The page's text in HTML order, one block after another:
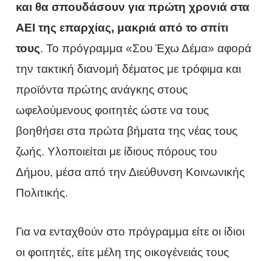
και θα σπουδάσουν για πρώτη χρονιά στα
ΑΕΙ της επαρχίας, μακριά από το σπίτι
τους. Το πρόγραμμα «Σου Έχω Δέμα» αφορά
την τακτική διανομή δέματος με τρόφιμα και
προϊόντα πρώτης ανάγκης στους
ωφελούμενους φοιτητές ώστε να τους
βοηθήσει στα πρώτα βήματα της νέας τους
ζωής. Υλοποιείται με ίδιους πόρους του
Δήμου, μέσα από την Διεύθυνση Κοινωνικής
Πολιτικής.
Για να ενταχθούν στο πρόγραμμα είτε οι ίδιοι
οι φοιτητές, είτε μέλη της οικογένειάς τους